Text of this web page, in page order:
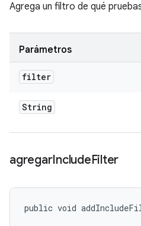
Agrega un filtro de qué
Parámetros
filter
String
agregarIncludeFilter
public void